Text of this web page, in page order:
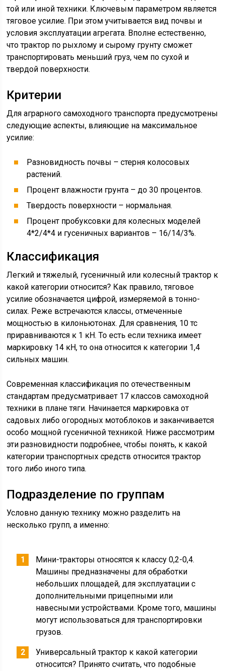
той или иной техники. Ключевым параметром является
тяговое усилие. При этом учитывается вид почвы и
условия эксплуатации агрегата. Вполне естественно,
что трактор по рыхлому и сырому грунту сможет
транспортировать меньший груз, чем по сухой и
твердой поверхности.
Критерии
Для аграрного самоходного транспорта предусмотрены
следующие аспекты, влияющие на максимальное
усилие:
Разновидность почвы – стерня колосовых
растений.
Процент влажности грунта – до 30 процентов.
Твердость поверхности – нормальная.
Процент пробуксовки для колесных моделей
4*2/4*4 и гусеничных вариантов – 16/14/3%.
Классификация
Легкий и тяжелый, гусеничный или колесный трактор к
какой категории относится? Как правило, тяговое
усилие обозначается цифрой, измеряемой в тонно-
силах. Реже встречаются классы, отмеченные
мощностью в килоньютонах. Для сравнения, 10 тс
приравниваются к 1 кН. То есть если техника имеет
маркировку 14 кН, то она относится к категории 1,4
сильных машин.
Современная классификация по отечественным
стандартам предусматривает 17 классов самоходной
техники в плане тяги. Начинается маркировка от
садовых либо огородных мотоблоков и заканчивается
особо мощной гусеничной техникой. Ниже рассмотрим
эти разновидности подробнее, чтобы понять, к какой
категории транспортных средств относится трактор
того либо иного типа.
Подразделение по группам
Условно данную технику можно разделить на
несколько групп, а именно:
Мини-тракторы относятся к классу 0,2-0,4.
Машины предназначены для обработки
небольших площадей, для эксплуатации с
дополнительными прицепными или
навесными устройствами. Кроме того, машины
могут использоваться для транспортировки
грузов.
Универсальный трактор к какой категории
относится? Принято считать, что подобные